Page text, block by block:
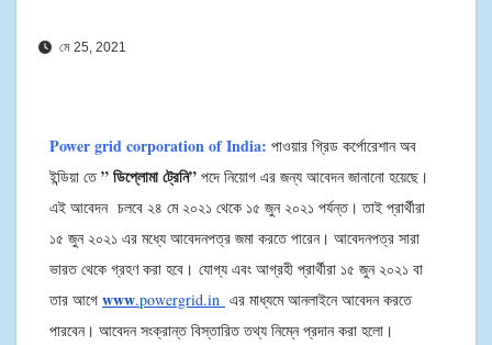
মে 25, 2021
Power grid corporation of India: পাওয়ার গ্রিড কর্পোরেশান অব
ইন্ডিয়া তে” ডিপ্লোমা ট্রেনি” পদে নিয়োগ এর জন্য আবেদন জানানো হয়েছে।
এই আবেদন চলবে ২৪ মে ২০২১ থেকে ১৫ জুন ২০২১ পর্যন্ত। তাই প্রার্থীরা
১৫ জুন ২০২১ এর মধ্যে আবেদনপত্র জমা করতে পারেন। আবেদনপত্র সারা
ভারত থেকে গ্রহণ করা হবে। যোগ্য এবং আগ্রহী প্রার্থীরা ১৫ জুন ২০২১ বা
তার আগে www.powergrid.in এর মাধ্যমে আনলাইনে আবেদন করতে
পারবেন। আবেদন সংক্রান্ত বিস্তারিত তথ্য নিম্নে প্রদান করা হলো।